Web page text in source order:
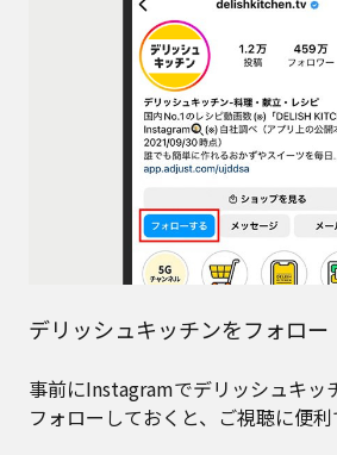
デリッシュキッチンをフォロー
事前にInstagramでデリッシュキッ
フォローしておくと、ご視聴に便利